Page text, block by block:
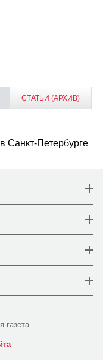
СТАТЬИ (АРХИВ)
Санкт-Петербурге
газета